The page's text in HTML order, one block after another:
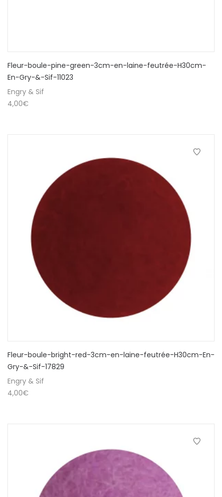
Fleur-boule-pine-green-3cm-en-laine-feutrée-H30cm-
En-Gry-&-Sif-11023
Engry & Sif
4,00€
Fleur-boule-bright-red-3cm-en-laine-feutrée-H30cm-En-
Gry-&-Sif-17829
Engry & Sif
4,00€